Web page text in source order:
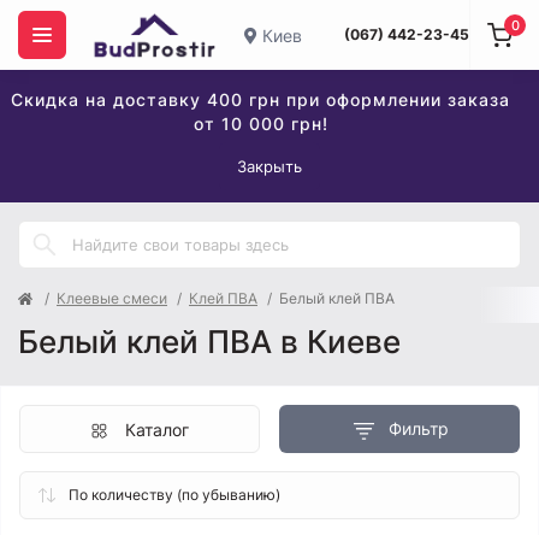
Киев (067) 442-23-45
Скидка на доставку 400 грн при оформлении заказа
от 10 000 грн!
Закрыть
0
Клеевые смеси Клей ПВА Белый клей ПВА
Белый клей ПВА в Киеве
Фильтр
Каталог